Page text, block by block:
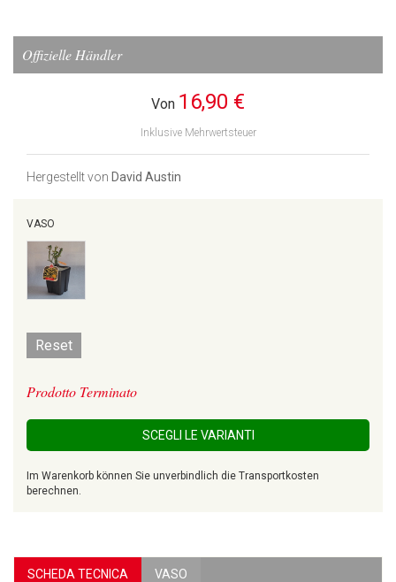
Offizielle Händler
Von 16,90 €
Inklusive Mehrwertsteuer
Hergestellt von David Austin
VASO
Reset
Prodotto Terminato
SCEGLI LE VARIANTI
Im Warenkorb können Sie unverbindlich die Transportkosten
berechnen.
SCHEDA TECNICA VASO